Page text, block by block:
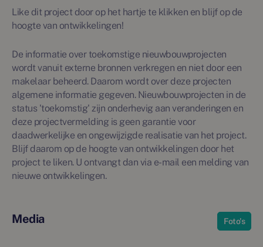
Like dit project door op het hartje te klikken en blijf op de
hoogte van ontwikkelingen!
De informatie over toekomstige nieuwbouwprojecten
wordt vanuit externe bronnen verkregen en niet door een
makelaar beheerd. Daarom wordt over deze projecten
algemene informatie gegeven. Nieuwbouwprojecten in de
status 'toekomstig' zijn onderhevig aan veranderingen en
deze projectvermelding is geen garantie voor
daadwerkelijke en ongewijzigde realisatie van het project.
Blijf daarom op de hoogte van ontwikkelingen door het
project te liken. U ontvangt dan via e-mail een melding van
nieuwe ontwikkelingen.
Media Foto's